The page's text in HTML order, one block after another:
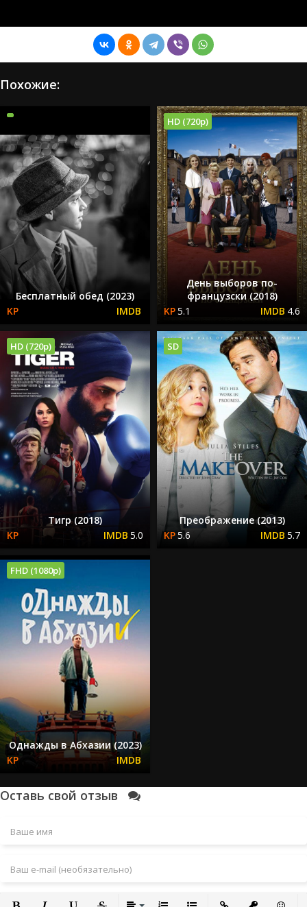
Похожие:
Бесплатный обед (2023)
HD (720p)
День выборов по-
французски (2018)
5.1
4.6
HD (720p)
Тигр (2018)
5.0
SD
Преображение (2013)
5.6
5.7
FHD (1080p)
Однажды в Абхазии (2023)
Оставь свой отзыв